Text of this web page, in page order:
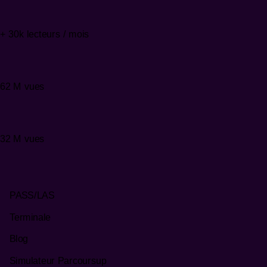
+ 30k lecteurs / mois
62 M vues
32 M vues
PASS/LAS
Terminale
Blog
Simulateur Parcoursup